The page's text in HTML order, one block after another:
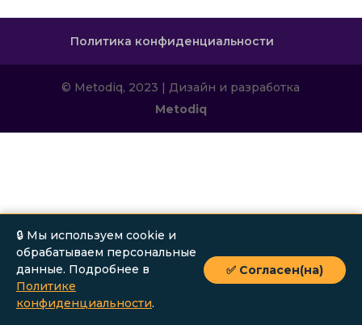
Политика конфиденциальности
© Metodiq, 2023 | Дизайн и разработка
Metodiq
🔒 Мы используем cookie и
обрабатываем персональные
данные. Подробнее в
Политике
конфиденциальности.
✅ Согласен(на)